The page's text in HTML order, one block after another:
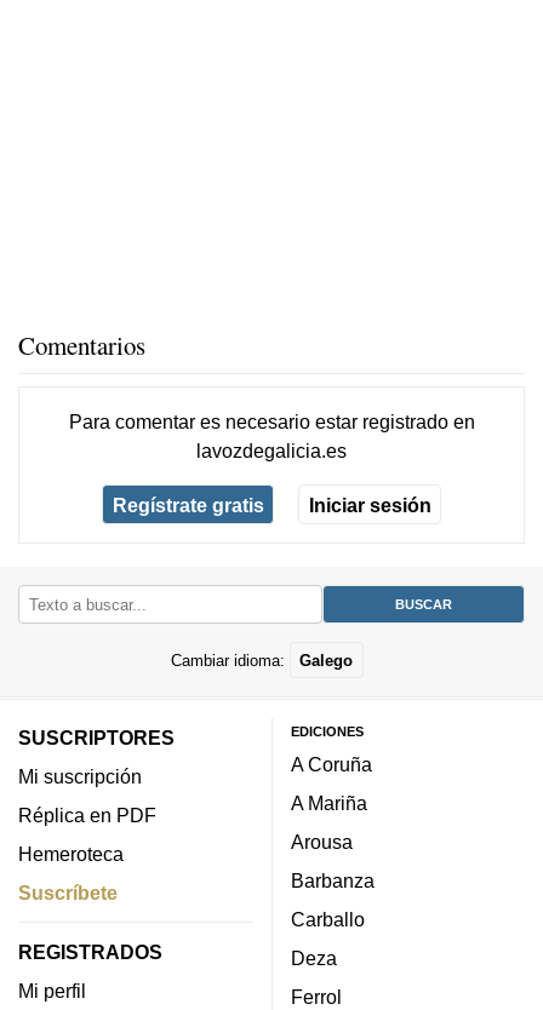
Comentarios
Para comentar es necesario estar registradoen
lavozdegalicia.es
Regístrate gratis Iniciar sesión
Cambiar idioma: Galego
SUSCRIPTORES
Mi suscripción
Réplica en PDF
Hemeroteca
Suscríbete
REGISTRADOS
Mi perfil
EDICIONES
A Coruña
A Mariña
Arousa
Barbanza
Carballo
Deza
Ferrol